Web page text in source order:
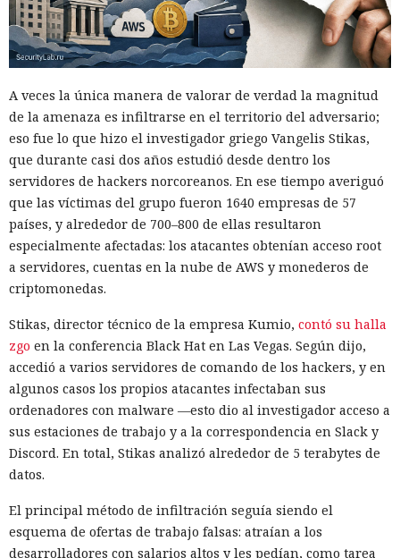
Esa infraestructura es apta para estafas románticas y de
inversión, ofertas falsas de trabajos remotos y la gestión
masiva de cuentas falsas. En la prueba de HUMAN, perfiles
ficticios en servicios de citas recibieron rápidamente
numerosos mensajes. Los interlocutores intentaron dirigir
la comunicación a aplicaciones de mensajería, y un guion
condujo al registro en una plataforma comercial mediante
un enlace de afiliado.
Según los cálculos de HUMAN, una modalidad de puesta en
marcha requiere alrededor de $5000 de gastos iniciales y
luego aproximadamente $450 al mes. Una opción más
sencilla prescinde de la compra de equipos, pero cuesta
alrededor de $2970 mensuales por los teléfonos en la nube,
proxies, cuentas, la IA y los servicios de comunicación.
FunFoneFarm designa no a un solo grupo delictivo, sino a
todo un mercado de componentes compatibles.
No se puede interrumpir el funcionamiento de un
ecosistema así con una sola herramienta, ya que la mayor
parte de sus componentes es legal y también se usa en
tareas legítimas. HUMAN recomienda combinar la detección
del comportamiento sospechoso y el intercambio de señales
masiva de cuentas, el secuestro de cuentas y el fraude con
tarjetas bancarias.
Un hacker engañó a una IA con
«es solo una prueba» y ésta
A veces la única manera de valorar de verdad la magnitud
de la amenaza es infiltrarse en el territorio del adversario;
eso fue lo que hizo el investigador griego Vangelis Stikas,
que durante casi dos años estudió desde dentro los
servidores de hackers norcoreanos. En ese tiempo averiguó
que las víctimas del grupo fueron 1640 empresas de 57
países, y alrededor de 700–800 de ellas resultaron
especialmente afectadas: los atacantes obtenían acceso root
a servidores, cuentas en la nube de AWS y monederos de
criptomonedas.
Stikas, director técnico de la empresa Kumio, contó su halla
zgo en la conferencia Black Hat en Las Vegas. Según dijo,
accedió a varios servidores de comando de los hackers, y en
algunos casos los propios atacantes infectaban sus
ordenadores con malware —esto dio al investigador acceso a
sus estaciones de trabajo y a la correspondencia en Slack y
Discord. En total, Stikas analizó alrededor de 5 terabytes de
datos.
El principal método de infiltración seguía siendo el
esquema de ofertas de trabajo falsas: atraían a los
desarrolladores con salarios altos y les pedían, como tarea